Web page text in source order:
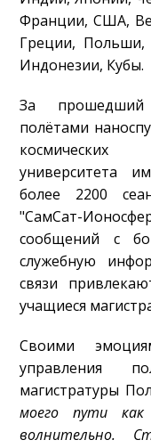
Франции, США,
Греции,
Индонезии, Кубы.
За прошедший
полётами
космических
университета
более 2200
"СамСат-
сообщений с
служебную
связи
учащиеся
Своими
управления
магистратуры
моего пути
волнительно.